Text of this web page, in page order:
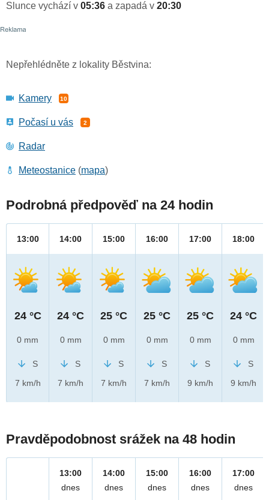
Slunce vychází v 05:36 a zapadá v 20:30
Nepřehlédněte z lokality Běstvina:
Kamery 10
Počasí u vás 2
Radar
Meteostanice (mapa)
Podrobná předpověď na 24 hodin
13:00
24 °C
0 mm
S
7 km/h
14:00
24 °C
0 mm
S
7 km/h
15:00
25 °C
0 mm
S
7 km/h
16:00
25 °C
0 mm
S
7 km/h
17:00
25 °C
0 mm
S
9 km/h
18:00
24 °C
0 mm
S
9 km/h
Pravděpodobnost srážek na 48 hodin
13:00
dnes
14:00
dnes
15:00
dnes
16:00
dnes
17:00
dnes